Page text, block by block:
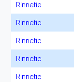
Rinnetie
Rinnetie
Rinnetie
Rinnetie
Rinnetie